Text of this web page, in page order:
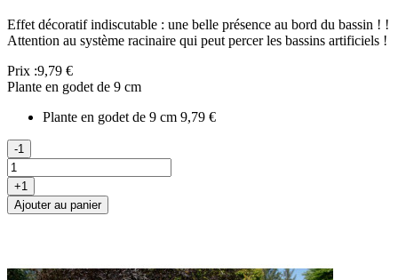
Effet décoratif indiscutable : une belle présence au bord du bassin ! !
Attention au système racinaire qui peut percer les bassins artificiels !
Prix :9,79 €
Plante en godet de 9 cm
Plante en godet de 9 cm 9,79 €
-1
+1
Ajouter au panier